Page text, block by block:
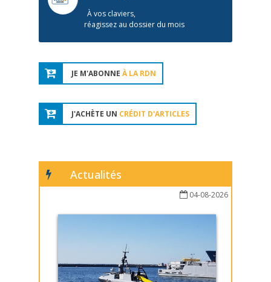
À vos claviers,
réagissez au dossier du mois
JE M'ABONNE À LA RDN
J'ACHÈTE UN CRÉDIT D'ARTICLES
Actualités
04-08-2026